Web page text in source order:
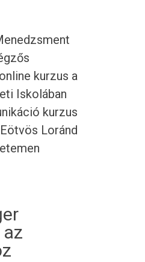
kurzus a
Iskolában
kurzus
Loránd